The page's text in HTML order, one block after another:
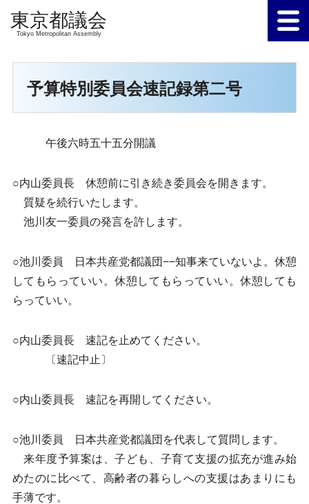
Tokyo Metropolitan Assembly
予算特別委員会速記録第二号
午後六時五十五分開議
○内山委員長 休憩前に引き続き委員会を開きます。
質疑を続行いたします。
池川友一委員の発言を許します。
○池川委員 日本共産党都議団−−知事来ていないよ。休憩
してもらっていい。休憩してもらっていい。休憩しても
らっていい。
○内山委員長 速記を止めてください。
〔速記中止〕
○内山委員長 速記を再開してください。
○池川委員 日本共産党都議団を代表して質問します。
来年度予算案は、子ども、子育て支援の拡充が進み始
めたのに比べて、高齢者の暮らしへの支援はあまりにも
手薄です。